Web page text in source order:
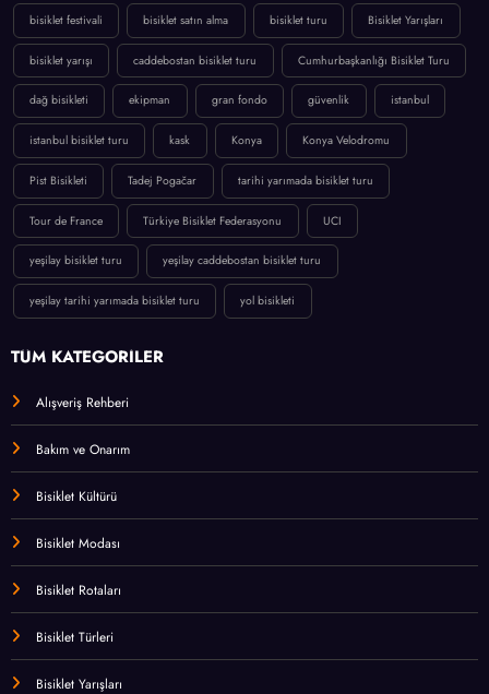
bisiklet festivali bisiklet satın alma bisiklet turu Bisiklet Yarışları
bisiklet yarışı caddebostan bisiklet turu Cumhurbaşkanlığı Bisiklet Turu
dağ bisikleti ekipman gran fondo güvenlik istanbul
istanbul bisiklet turu kask Konya Konya Velodromu
Pist Bisikleti Tadej Pogačar tarihi yarımada bisiklet turu
Tour de France Türkiye Bisiklet Federasyonu UCI
yeşilay bisiklet turu yeşilay caddebostan bisiklet turu
yeşilay tarihi yarımada bisiklet turu yol bisikleti
TÜM KATEGORİLER
Alışveriş Rehberi
Bakım ve Onarım
Bisiklet Kültürü
Bisiklet Modası
Bisiklet Rotaları
Bisiklet Türleri
Bisiklet Yarışları